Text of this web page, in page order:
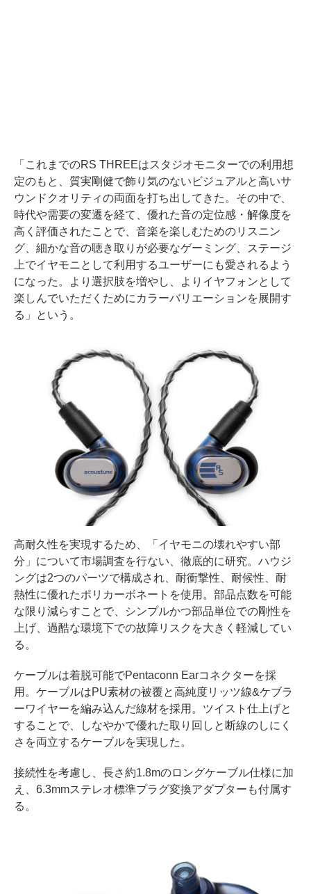
「これまでのRS THREEはスタジオモニターでの利用想
定のもと、質実剛健で飾り気のないビジュアルと高いサ
ウンドクオリティの両面を打ち出してきた。その中で、
時代や需要の変遷を経て、優れた音の定位感・解像度を
高く評価されたことで、音楽を楽しむためのリスニン
グ、細かな音の聴き取りが必要なゲーミング、ステージ
上でイヤモニとして利用するユーザーにも愛されるよう
になった。より選択肢を増やし、よりイヤフォンとして
楽しんでいただくためにカラーバリエーションを展開す
る」という。
高耐久性を実現するため、「イヤモニの壊れやすい部
分」について市場調査を行ない、徹底的に研究。ハウジ
ングは2つのパーツで構成され、耐衝撃性、耐候性、耐
熱性に優れたポリカーボネートを使用。部品点数を可能
な限り減らすことで、シンプルかつ部品単位での剛性を
上げ、過酷な環境下での故障リスクを大きく軽減してい
る。
ケーブルは着脱可能でPentaconn Earコネクターを採
用。ケーブルはPU素材の被覆と高純度リッツ線&ケブラ
ーワイヤーを編み込んだ線材を採用。ツイスト仕上げと
することで、しなやかで優れた取り回しと断線のしにく
さを両立するケーブルを実現した。
接続性を考慮し、長さ約1.8mのロングケーブル仕様に加
え、6.3mmステレオ標準プラグ変換アダプターも付属す
る。